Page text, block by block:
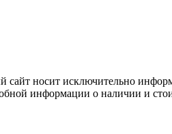
носит исключительно
информации о наличии и